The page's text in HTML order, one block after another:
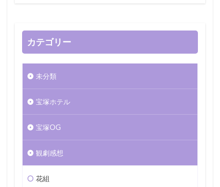
カテゴリー
未分類
宝塚ホテル
宝塚OG
観劇感想
花組